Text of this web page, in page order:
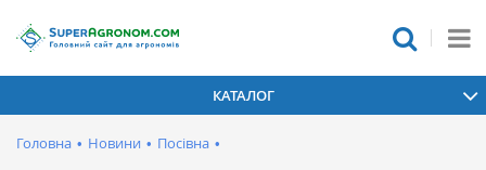
КАТАЛОГ
Головна • Новини • Посівна •